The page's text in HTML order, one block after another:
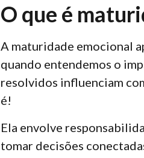
O que é
A maturidade emocional
quando entendemos o
resolvidos influenciam
é!
Ela envolve
tomar decisões